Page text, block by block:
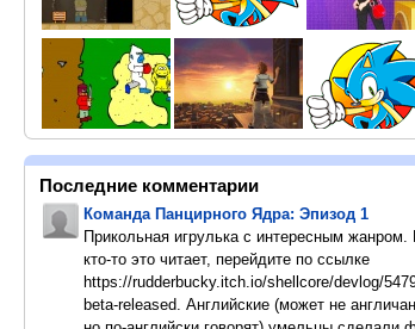
Последние комментарии
Команда Панцирного Ядра: Эпизод 1
Прикольная игрулька с интересным жанром.
кто-то это читает, перейдите по ссылке
https://rudderbucky.itch.io/shellcore/devlog/
beta-released. Английские (может не